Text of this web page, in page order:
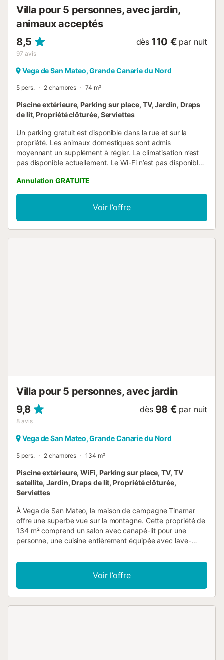
Villa pour 5 personnes, avec jardin,
animaux acceptés
8,5
97 avis
dès 110 € par nuit
Vega de San Mateo, Grande Canarie du Nord
5 pers. 2 chambres 74 m²
Piscine extérieure, Parking sur place, TV, Jardin, Draps
de lit, Propriété clôturée, Serviettes
Un parking gratuit est disponible dans la rue et sur la
propriété. Les animaux domestiques sont admis
moyennant un supplément à régler. La climatisation n’est
pas disponible actuellement. Le Wi-Fi n’est pas disponible
acceptés. Le locataire principal doit avoir au moins 25 ans.
Si cette condition n’est pas remplie, le droit d’admission est
réservé et un justificatif d’identité pourra être demandé
lors de l’enregistrement. Les fêtes et événements sont
strictement interdits. Les visites extérieures ne sont pas
Annulation GRATUITE
Voir l’offre
Villa pour 5 personnes, avec jardin
9,8
8 avis
dès 98 € par nuit
Vega de San Mateo, Grande Canarie du Nord
5 pers. 2 chambres 134 m²
Piscine extérieure, WiFi, Parking sur place, TV, TV
satellite, Jardin, Draps de lit, Propriété clôturée,
Serviettes
À Vega de San Mateo, la maison de campagne Tinamar
offre une superbe vue sur la montagne. Cette propriété de
134 m² comprend un salon avec canapé-lit pour une
personne, une cuisine entièrement équipée avec lave-
jusqu’à 6 personnes. Vous bénéficiez également du Wi-Fi
haut débit avec espace de travail dédié, chauffage, lave-
linge et télévision. Un lit bébé et une chaise haute sont
également à votre disposition. La chambre 1 dispose de 3
Voir l’offre